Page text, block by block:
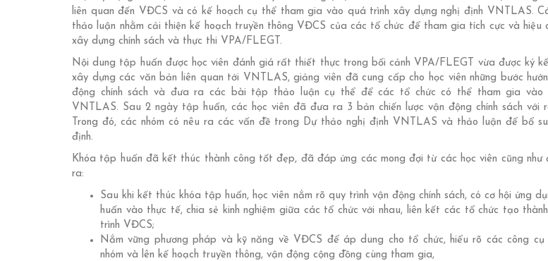
liên quan đến VĐCS và có kế hoạch cụ thể tham gia vào quá trình xây dựng nghị định VNTLAS.
thảo luận nhằm cải thiện kế hoạch truyền thông VĐCS của các tổ chức để tham gia tích cực và hiệu
xây dựng chính sách và thực thi VPA/FLEGT.
Nội dung tập huấn được học viên đánh giá rất thiết thực trong bối cảnh VPA/FLEGT vừa được ký
xây dựng các văn bản liên quan tới VNTLAS, giảng viên đã cung cấp cho học viên những bước
động chính sách và đưa ra các bài tập thảo luận cụ thể để các tổ chức có thể tham gia vào
VNTLAS. Sau 2 ngày tập huấn, các học viên đã đưa ra 3 bản chiến lược vận động chính sách với
Trong đó, các nhóm có nêu ra các vấn đề trong Dự thảo nghị định VNTLAS và thảo luận để bổ
định.
Khóa tập huấn đã kết thúc thành công tốt đẹp, đã đáp ứng các mong đợi từ các học viên cũng
ra:
Sau khi kết thúc khóa tập huấn, học viên nắm rõ quy trình vận động chính sách, có cơ hội ứng
huấn vào thực tế, chia sẻ kinh nghiệm giữa các tổ chức với nhau, liên kết các tổ chức tạo
trình VĐCS;
Nắm vững phương pháp và kỹ năng về VĐCS để áp dung cho tổ chức, hiểu rõ các công cụ
nhóm và lên kế hoạch truyền thông, vận động cộng đồng cùng tham gia,